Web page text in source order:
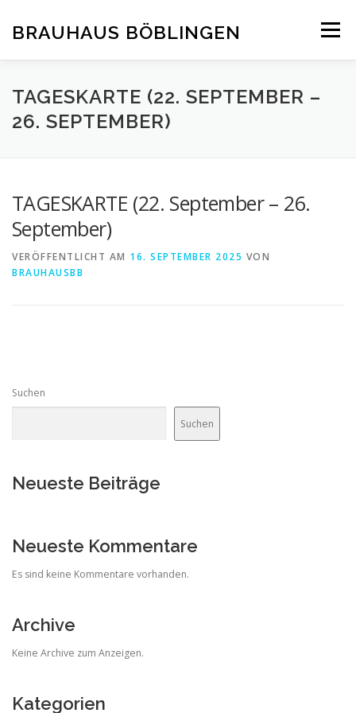
springen
BRAUHAUS BÖBLINGEN Menü
TAGESKARTE (22. SEPTEMBER –
26. SEPTEMBER)
TAGESKARTE (22. September – 26.
September)
VERÖFFENTLICHT AM 16. SEPTEMBER 2025 VON
BRAUHAUSBB
Suchen
Suchen
Neueste Beiträge
Neueste Kommentare
Es sind keine Kommentare vorhanden.
Archive
Keine Archive zum Anzeigen.
Kategorien